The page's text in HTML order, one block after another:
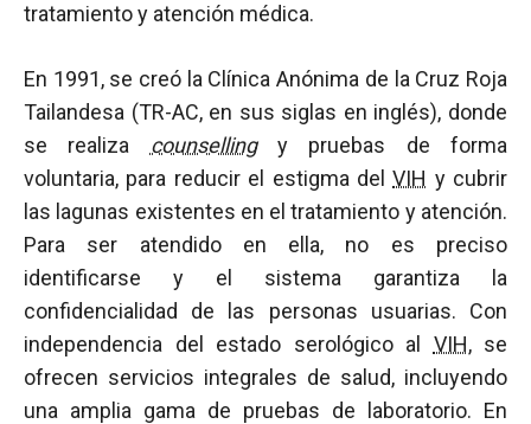
tratamiento y atención médica.
En 1991, se creó la Clínica Anónima de la Cruz Roja
Tailandesa (TR-AC, en sus siglas en inglés), donde
se realiza
counsellingy pruebas de forma
voluntaria, para reducir el estigma delVIH y cubrir
las lagunas existentes en el tratamiento y atención.
Para ser atendido en ella, no es preciso
identificarse y el sistema garantiza la
confidencialidad de las personas usuarias. Con
independencia del estado serológico al VIH, se
ofrecen servicios integrales de salud, incluyendo
una amplia gama de pruebas de laboratorio. En